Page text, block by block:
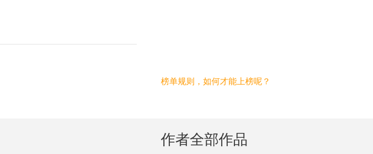
榜单规则，如何才能上榜呢？
作者全部作品